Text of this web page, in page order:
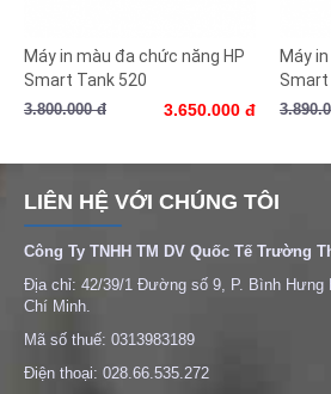
Máy in màu đa chức năng HP
Smart Tank 520
3.800.000 đ 3.650.000 đ
Máy
Smart
LIÊN HỆ VỚI CHÚNG TÔI
Công Ty TNHH TM DV Quốc Tế Trường
Địa chỉ: 42/39/1 Đường số 9, P. Bình Hưng
Chí Minh.
Mã số thuế: 0313983189
Điện thoại: 028.66.535.272